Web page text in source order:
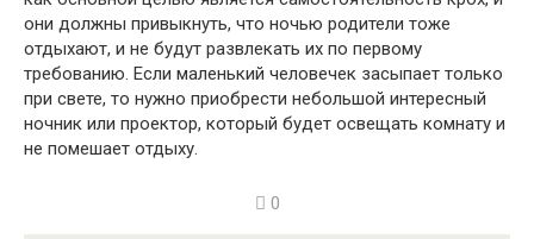
они должны привыкнуть, что ночью родители тоже
отдыхают, и не будут развлекать их по первому
требованию. Если маленький человечек засыпает только
при свете, то нужно приобрести небольшой интересный
ночник или проектор, который будет освещать комнату и
не помешает отдыху.
0